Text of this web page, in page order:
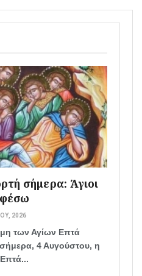
σήμερα: Άγιοι
2026
των Αγίων Επτά
4 Αυγούστου, η